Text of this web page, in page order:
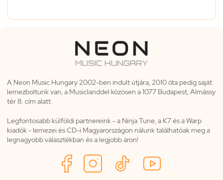
A Neon Music Hungary 2002-ben indult útjára, 2010 óta pedig saját
lemezboltunk van, a Musiclanddel közösen a 1077 Budapest, Almássy
tér 8. cím alatt.
Legfontosabb külföldi partnereink - a Ninja Tune, a K7 és a Warp
kiadók - lemezei és CD-i Magyarországon nálunk találhatóak meg a
legnagyobb választékban és a legjobb áron!